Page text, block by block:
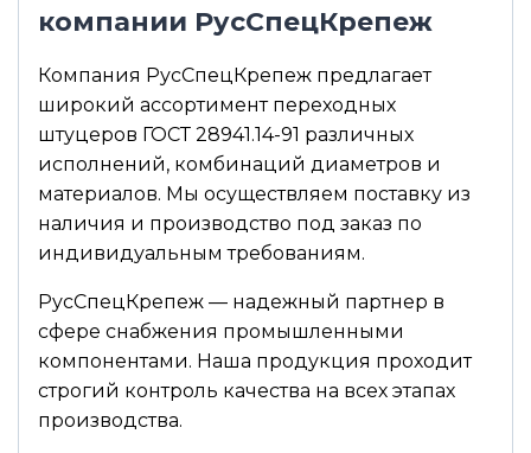
компании РусСпецКрепеж
Компания РусСпецКрепеж предлагает
широкий ассортимент переходных
штуцеров ГОСТ 28941.14-91 различных
исполнений, комбинаций диаметров и
материалов. Мы осуществляем поставку из
наличия и производство под заказ по
индивидуальным требованиям.
РусСпецКрепеж — надежный партнер в
сфере снабжения промышленными
компонентами. Наша продукция проходит
строгий контроль качества на всех этапах
производства.